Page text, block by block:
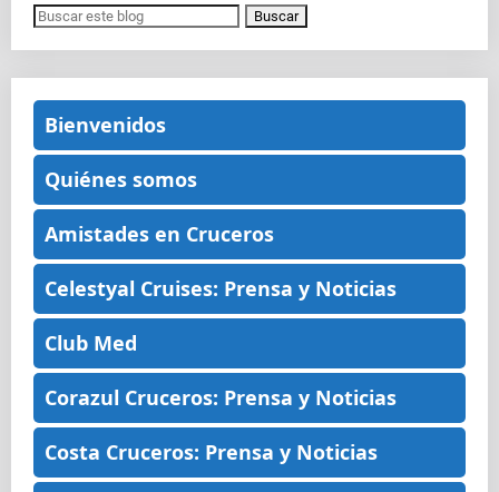
Bienvenidos
Quiénes somos
Amistades en Cruceros
Celestyal Cruises: Prensa y Noticias
Club Med
Corazul Cruceros: Prensa y Noticias
Costa Cruceros: Prensa y Noticias